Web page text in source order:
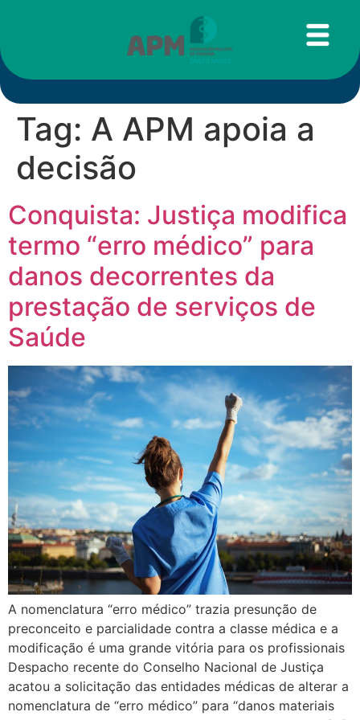
Tag: A APM apoia a
decisão
Conquista: Justiça modifica
termo “erro médico” para
danos decorrentes da
prestação de serviços de
Saúde
A nomenclatura “erro médico” trazia presunção de
preconceito e parcialidade contra a classe médica e a
modificação é uma grande vitória para os profissionais
Despacho recente do Conselho Nacional de Justiça
acatou a solicitação das entidades médicas de alterar a
nomenclatura de “erro médico” para “danos materiais